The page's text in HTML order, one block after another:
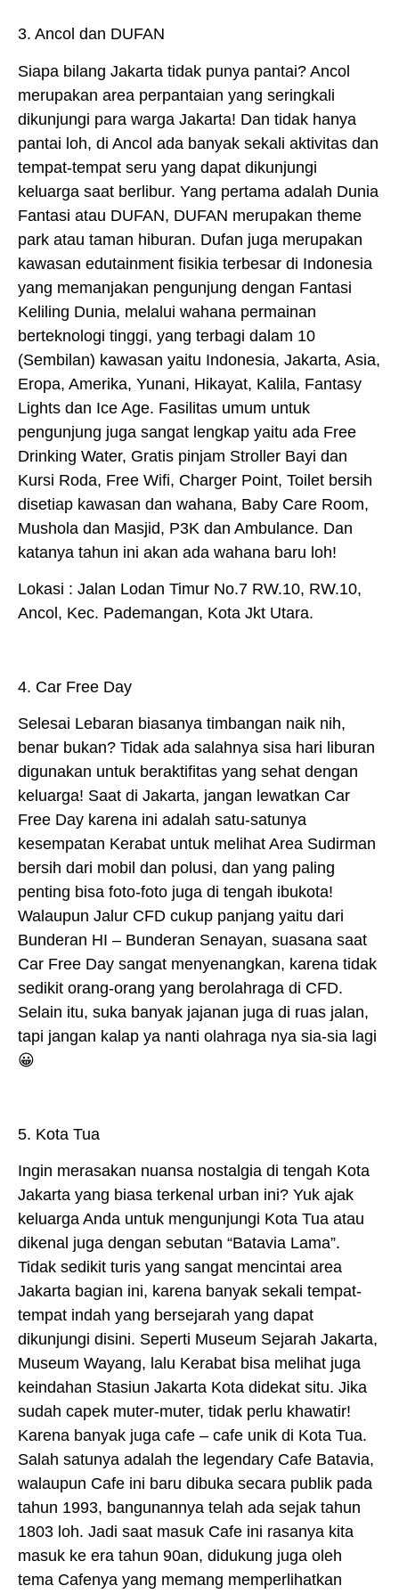
3. Ancol dan DUFAN
Siapa bilang Jakarta tidak punya pantai? Ancol
merupakan area perpantaian yang seringkali
dikunjungi para warga Jakarta! Dan tidak hanya
pantai loh, di Ancol ada banyak sekali aktivitas dan
tempat-tempat seru yang dapat dikunjungi
keluarga saat berlibur. Yang pertama adalah Dunia
Fantasi atau DUFAN, DUFAN merupakan theme
park atau taman hiburan. Dufan juga merupakan
kawasan edutainment fisikia terbesar di Indonesia
yang memanjakan pengunjung dengan Fantasi
Keliling Dunia, melalui wahana permainan
berteknologi tinggi, yang terbagi dalam 10
(Sembilan) kawasan yaitu Indonesia, Jakarta, Asia,
Eropa, Amerika, Yunani, Hikayat, Kalila, Fantasy
Lights dan Ice Age. Fasilitas umum untuk
pengunjung juga sangat lengkap yaitu ada Free
Drinking Water, Gratis pinjam Stroller Bayi dan
Kursi Roda, Free Wifi, Charger Point, Toilet bersih
disetiap kawasan dan wahana, Baby Care Room,
Mushola dan Masjid, P3K dan Ambulance. Dan
katanya tahun ini akan ada wahana baru loh!
Lokasi : Jalan Lodan Timur No.7 RW.10, RW.10,
Ancol, Kec. Pademangan, Kota Jkt Utara.
4. Car Free Day
Selesai Lebaran biasanya timbangan naik nih,
benar bukan? Tidak ada salahnya sisa hari liburan
digunakan untuk beraktifitas yang sehat dengan
keluarga! Saat di Jakarta, jangan lewatkan Car
Free Day karena ini adalah satu-satunya
kesempatan Kerabat untuk melihat Area Sudirman
bersih dari mobil dan polusi, dan yang paling
penting bisa foto-foto juga di tengah ibukota!
Walaupun Jalur CFD cukup panjang yaitu dari
Bunderan HI – Bunderan Senayan, suasana saat
Car Free Day sangat menyenangkan, karena tidak
sedikit orang-orang yang berolahraga di CFD.
Selain itu, suka banyak jajanan juga di ruas jalan,
tapi jangan kalap ya nanti olahraga nya sia-sia lagi
😀
5. Kota Tua
Ingin merasakan nuansa nostalgia di tengah Kota
Jakarta yang biasa terkenal urban ini? Yuk ajak
keluarga Anda untuk mengunjungi Kota Tua atau
dikenal juga dengan sebutan “Batavia Lama”.
Tidak sedikit turis yang sangat mencintai area
Jakarta bagian ini, karena banyak sekali tempat-
tempat indah yang bersejarah yang dapat
dikunjungi disini. Seperti Museum Sejarah Jakarta,
Museum Wayang, lalu Kerabat bisa melihat juga
keindahan Stasiun Jakarta Kota didekat situ. Jika
sudah capek muter-muter, tidak perlu khawatir!
Karena banyak juga cafe – cafe unik di Kota Tua.
Salah satunya adalah the legendary Cafe Batavia,
walaupun Cafe ini baru dibuka secara publik pada
tahun 1993, bangunannya telah ada sejak tahun
1803 loh. Jadi saat masuk Cafe ini rasanya kita
masuk ke era tahun 90an, didukung juga oleh
tema Cafenya yang memang memperlihatkan